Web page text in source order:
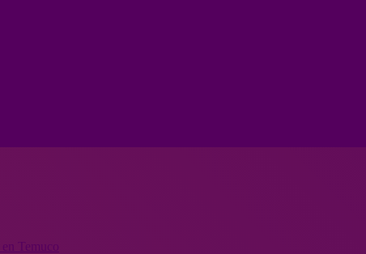
Temuco